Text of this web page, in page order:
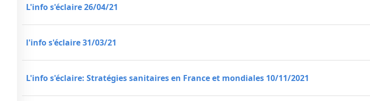
L'info s'éclaire 26/04/21
l'info s'éclaire 31/03/21
L'info s'éclaire: Stratégies sanitaires en France et mondiales 10/11/2021